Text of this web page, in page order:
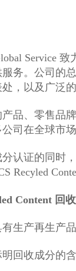
Service
务。公司的
，以及广泛的
品、零售品
司在全球市
认证的同时
Recyled
Content 回
生产再生产品
回收成分的含